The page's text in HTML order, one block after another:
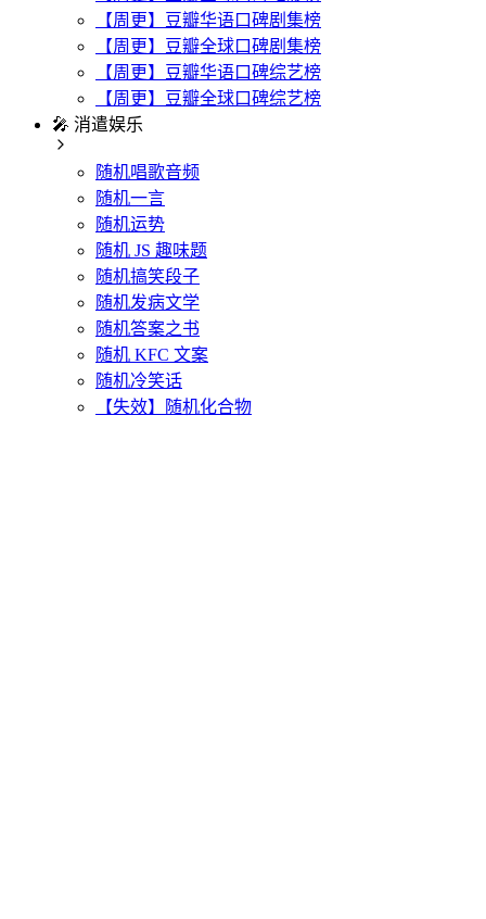
【周更】豆瓣华语口碑剧集榜
【周更】豆瓣全球口碑剧集榜
【周更】豆瓣华语口碑综艺榜
【周更】豆瓣全球口碑综艺榜
🎤 消遣娱乐
随机唱歌音频
随机一言
随机运势
随机 JS 趣味题
随机搞笑段子
随机发病文学
随机答案之书
随机 KFC 文案
随机冷笑话
【失效】随机化合物